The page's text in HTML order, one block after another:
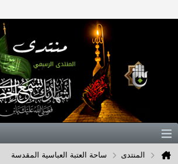
المنتدى
ساحة العتبة العباسية المقدسة